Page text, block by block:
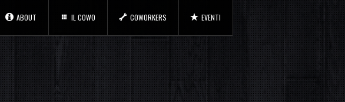
ABOUT IL COWO COWORKERS EVENTI